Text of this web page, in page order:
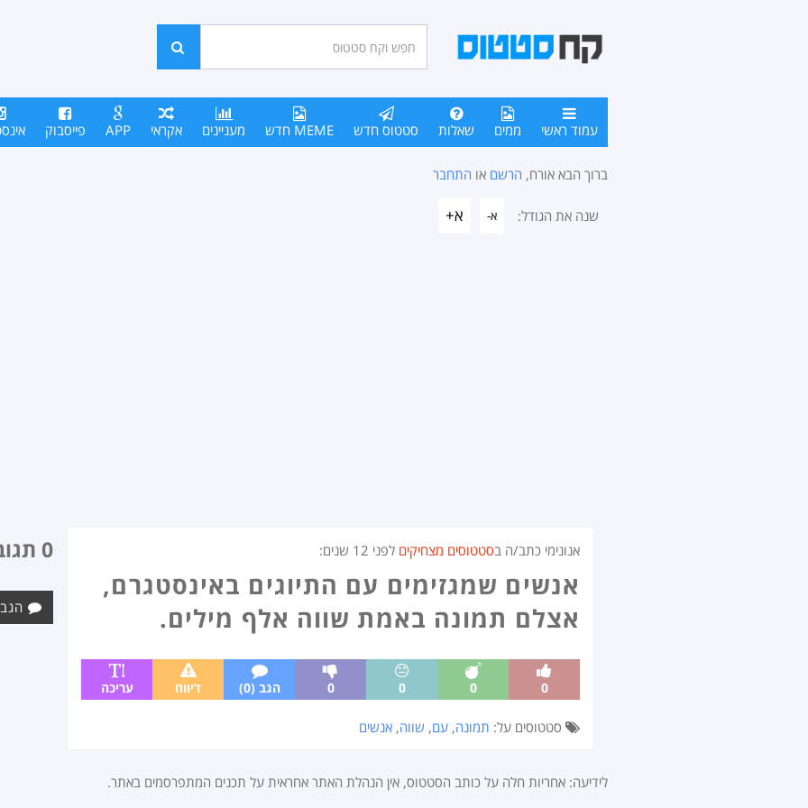
סטטוסים
חפש
עמוד ראשי ממים שאלות סטטוס חדש MEME חדש מעניינים אקראי APP פייסבוק
ברוך הבא אורח, הרשם או התחבר
שנה את הגודל: א- א+
אנונימי כתב/ה בסטטוסים מצחיקים לפני 12 שנים :
אנשים שמגזימים עם התיוגים באינסטגרם,
אצלם תמונה באמת שווה אלף מילים.
0
0
0
0 הגב (0) דיווח עריכה
סטטוסים על: תמונה, עם, שווה, אנשים
0 תגובות
לידיעה: אחריות חלה על כותב הסטטוס, אין הנהלת האתר אחראית על תכנים המתפרסמים באתר.